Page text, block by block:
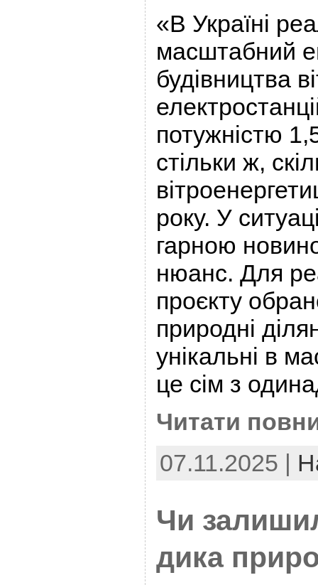
«В Україні
масштабний
будівництва
потужністю
стільки ж,
року. У
гарною
нюанс. Для
проєкту
природні
унікальні в
це сім з
Читати
07.11.2025 |
Чи
дика